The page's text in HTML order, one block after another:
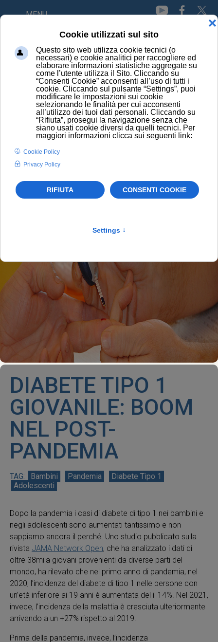
MENU
DIABETE TIPO 1 GIOVANILE: BOOM NEL POST-PANDEMIA
DIABETE TIPO 1
GIOVANILE: BOOM
NEL POST-
PANDEMIA
Bambini Pandemia
Diabete Tipo 1
Adolescenti
Dopo la pandemia i casi di diabete di tipo 1 nei bambini e
negli adolescenti sono aumentati tantissimo e non
sappiamo ancora il perché. Uno studio pubblicato sulla
rivista JAMA Network Open, che ha analizzato i dati di
oltre 38mila giovani provenienti da diverse parti del
mondo, ha rilevato che nel primo anno di pandemia, nel
2020, l’incidenza del diabete di tipo 1 nelle persone con
un’età inferiore ai 19 anni è aumentata del il 14%. Nel 2021,
invece, l’incidenza della malattia è cresciuta ulteriormente
arrivando a un +27% rispetto al 2019.
Prima della pandemia, invece, l’incidenza